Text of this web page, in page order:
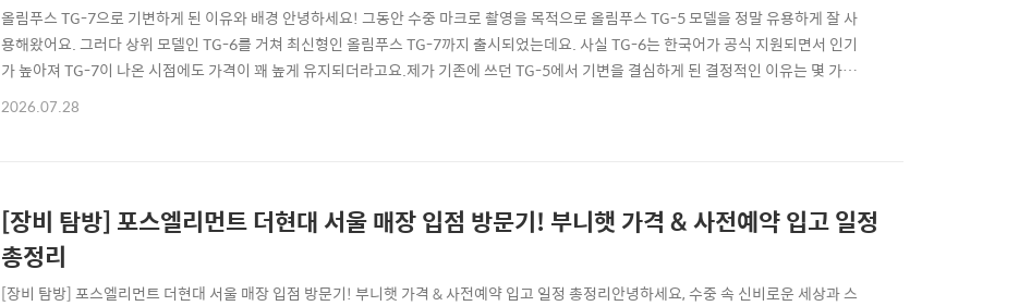
올림푸스 TG-7으로 기변하게 된 이유와 배경 안녕하세요! 그동안 수중 마크로 촬영을 목적으로 올림푸스 TG-5 모델을 정말 유용하게 잘 사
용해왔어요. 그러다 상위 모델인 TG-6를 거쳐 최신형인 올림푸스 TG-7까지 출시되었는데요. 사실 TG-6는 한국어가 공식 지원되면서 인기
가 높아져 TG-7이 나온 시점에도 가격이 꽤 높게 유지되더라고요.제가 기존에 쓰던 TG-5에서 기변을 결심하게 된 결정적인 이유는 몇 가지
불편함 때문이었어요. 우선 제가 가지고 있던 기기는 일본 내수용이라 영어 지원조차 되지 않았고, 설정 메뉴를 조작하는 데도 한계가 많았
2026.07.28
[장비 탐방] 포스엘리먼트 더현대 서울 매장 입점 방문기! 부니햇 가격 & 사전예약 입고 일정
총정리
[장비 탐방] 포스엘리먼트 더현대 서울 매장 입점 방문기! 부니햇 가격 & 사전예약 입고 일정 총정리안녕하세요, 수중 속 신비로운 세상과 스